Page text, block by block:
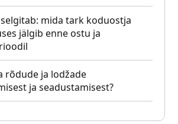
mida tark koduostja
jälgib enne ostu ja
rõdude ja lodžade
ja seadustamisest?